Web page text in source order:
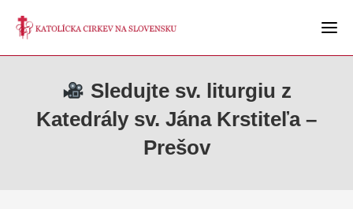
Sledujte sv. liturgiu z
Katedrály sv. Jána Krstiteľa –
Prešov